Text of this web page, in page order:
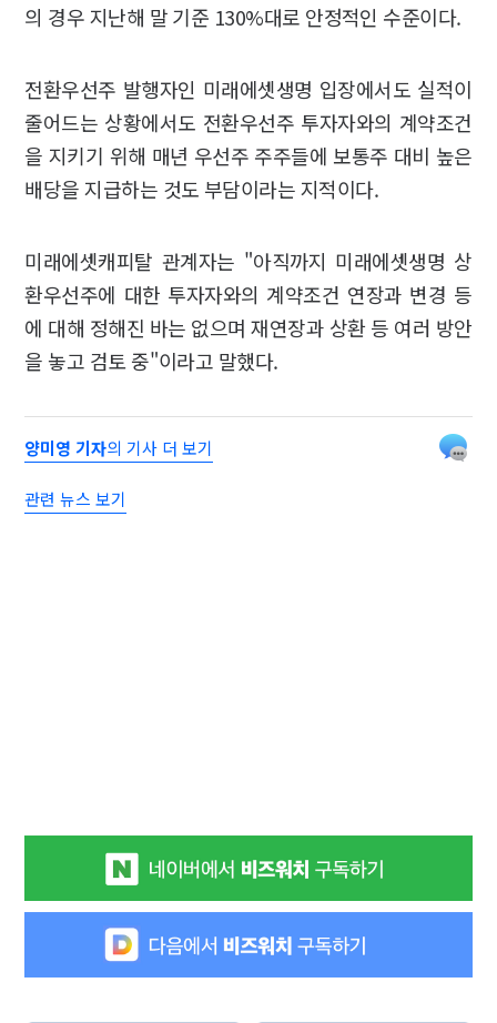
의 경우 지난해 말 기준 130%대로 안정적인 수준이다.
전환우선주 발행자인 미래에셋생명 입장에서도 실적이
줄어드는 상황에서도 전환우선주 투자자와의 계약조건
을 지키기 위해 매년 우선주 주주들에 보통주 대비 높은
배당을 지급하는 것도 부담이라는 지적이다.
미래에셋캐피탈 관계자는 "아직까지 미래에셋생명 상
환우선주에 대한 투자자와의 계약조건 연장과 변경 등
에 대해 정해진 바는 없으며 재연장과 상환 등 여러 방안
을 놓고 검토 중"이라고 말했다.
양미영 기자의 기사 더 보기
관련 뉴스 보기